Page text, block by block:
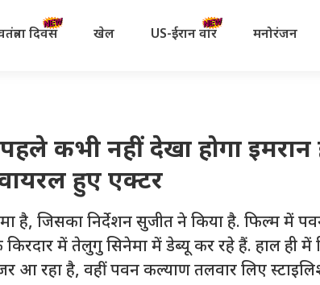
दिवस खेल US-ईरान वॉर मनोरंजन
कभी नहीं देखा होगा इमरान
हुए एक्टर
है, जिसका निर्देशन सुजीत ने किया है. फिल्म में
में तेलुगु सिनेमा में डेब्यू कर रहे हैं. हाल ही में
आ रहा है, वहीं पवन कल्याण तलवार लिए